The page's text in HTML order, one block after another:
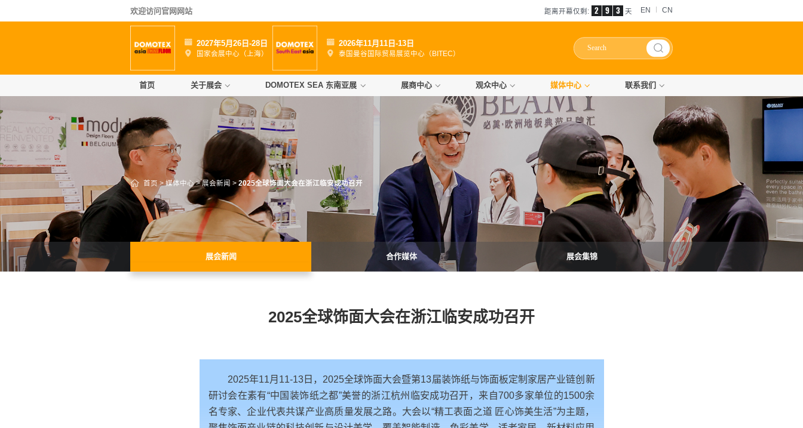
欢迎访问官网网站 距离开幕仅剩: 2 9 3 天 EN CN
2027年5月26日-28日
国家会展中心（上海）
2026年11月11日-13日
泰国曼谷国际贸易展览中心（BITEC）
首页 关于展会 DOMOTEX SEA 东南亚展 展商中心 观众中心 媒体中心 联系我们
首页>媒体中心>展会新闻 >2025全球饰面大会在浙江临安成功召开
展会新闻 合作媒体 展会集锦
2025全球饰面大会在浙江临安成功召开
2025年11月11-13日，2025全球饰面大会暨第13届装饰纸与饰面板定制家居产业链创新
研讨会在素有“中国装饰纸之都”美誉的浙江杭州临安成功召开，来自700多家单位的1500余
名专家、企业代表共谋产业高质量发展之路。大会以“精工表面之道 匠心饰美生活”为主题，